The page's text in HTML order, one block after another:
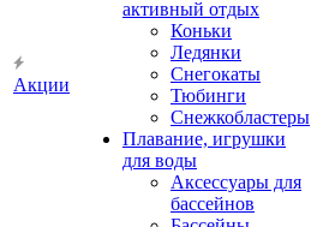
Акции
активный отдых
Коньки
Ледянки
Снегокаты
Тюбинги
Снежкобластеры
Плавание, игрушки
для воды
Аксессуары для
бассейнов